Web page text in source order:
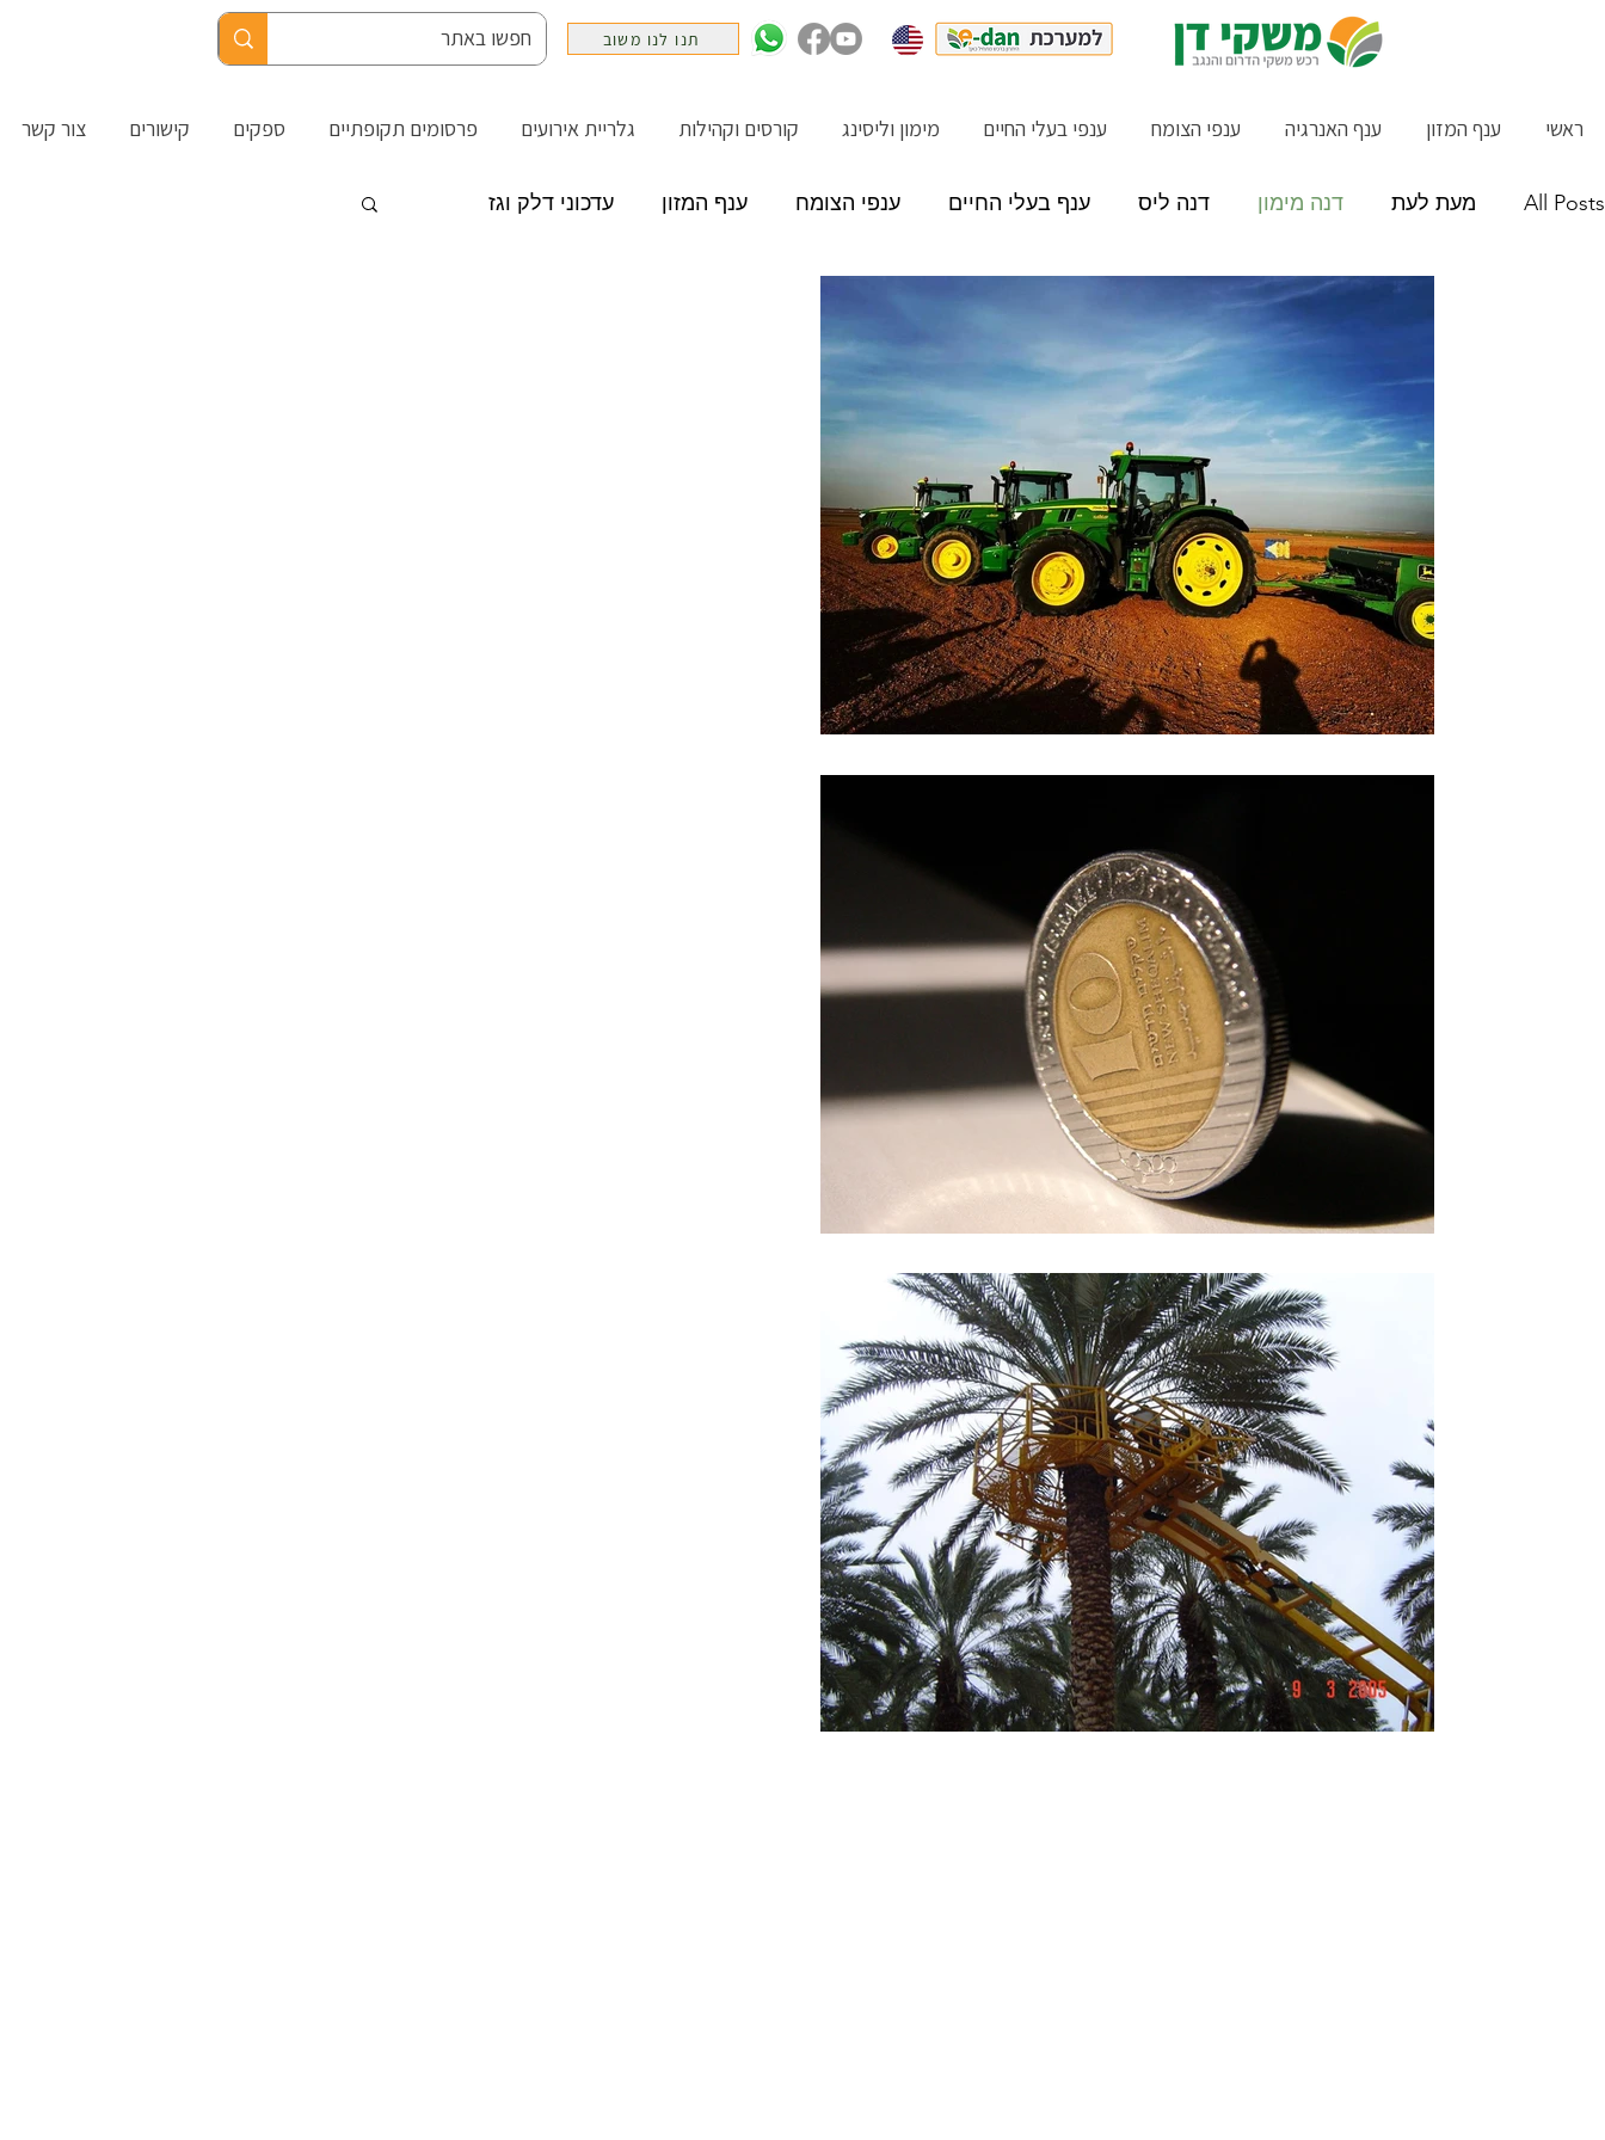
תנו לנו משוב
ראשי ענף המזון ענף האנרגיה ענפי הצומח ענפי בעלי החיים מימון וליסינג קורסים וקהילות גלריית אירועים פרסומים תקופתיים ספקים קישורים צור קשר
All Posts מעת לעת דנה מימון דנה ליס ענף בעלי החיים ענפי הצומח ענף המזון עדכוני דלק וגז
דלקנים חדשות ועדכונים
דנה שרותי מימון
לפרטים - שגיא צייגר לשירותך - 052-5013939
דנה שרותי מימון - תכנית עבודה 2025